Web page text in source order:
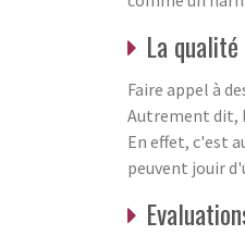
La
Faire appel à
Autrement dit,
En effet, c'est
peuvent jouir